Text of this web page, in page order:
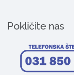
Pokličite nas